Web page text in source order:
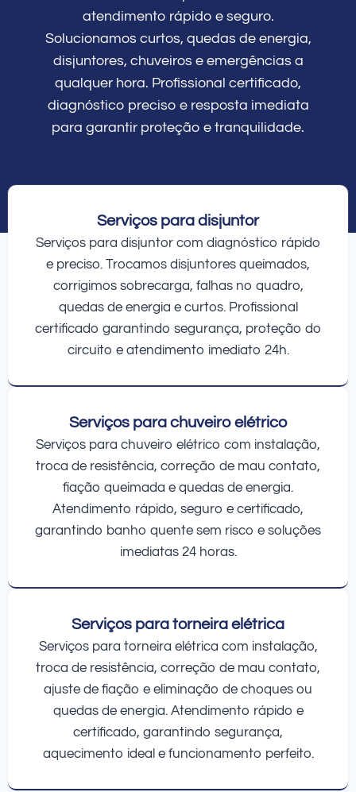
atendimento rápido e seguro.
Solucionamos curtos, quedas de energia,
disjuntores, chuveiros e emergências a
qualquer hora. Profissional certificado,
diagnóstico preciso e resposta imediata
para garantir proteção e tranquilidade.
Serviços para disjuntor
Serviços para disjuntor com diagnóstico rápido
e preciso. Trocamos disjuntores queimados,
corrigimos sobrecarga, falhas no quadro,
quedas de energia e curtos. Profissional
certificado garantindo segurança, proteção do
circuito e atendimento imediato 24h.
Serviços para chuveiro elétrico
Serviços para chuveiro elétrico com instalação,
troca de resistência, correção de mau contato,
fiação queimada e quedas de energia.
Atendimento rápido, seguro e certificado,
garantindo banho quente sem risco e soluções
imediatas 24 horas.
Serviços para torneira elétrica
Serviços para torneira elétrica com instalação,
troca de resistência, correção de mau contato,
ajuste de fiação e eliminação de choques ou
quedas de energia. Atendimento rápido e
certificado, garantindo segurança,
aquecimento ideal e funcionamento perfeito.